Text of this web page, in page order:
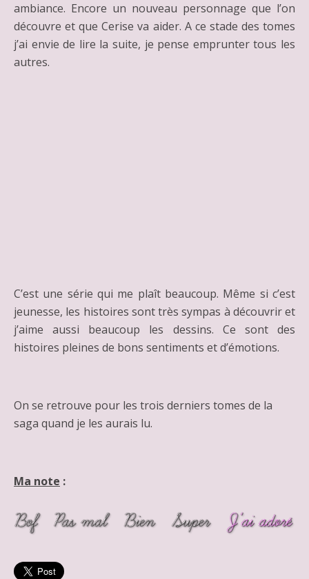
ambiance. Encore un nouveau personnage que l’on
découvre et que Cerise va aider. A ce stade des tomes
j’ai envie de lire la suite, je pense emprunter tous les
autres.
C’est une série qui me plaît beaucoup. Même si c’est
jeunesse, les histoires sont très sympas à découvrir et
j’aime aussi beaucoup les dessins. Ce sont des
histoires pleines de bons sentiments et d’émotions.
On se retrouve pour les trois derniers tomes de la
saga quand je les aurais lu.
Ma note :